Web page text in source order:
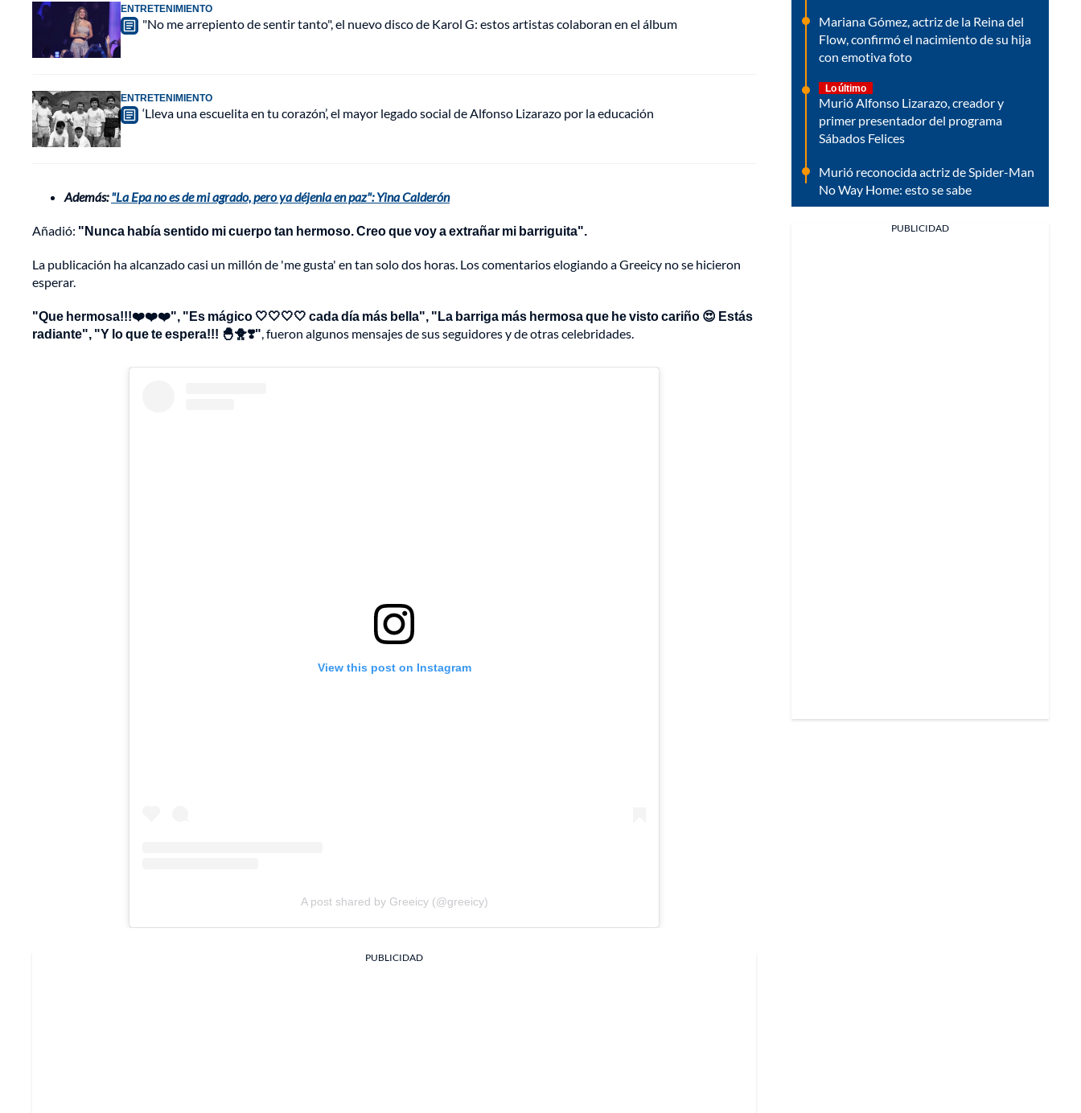
ENTRETENIMIENTO
"No me arrepiento de sentir tanto", el nuevo disco de Karol G: estos artistas colaboran en el álbum
ENTRETENIMIENTO
‘Lleva una escuelita en tu corazón’, el mayor legado social de Alfonso Lizarazo por la educación
Además:"La Epa no es de mi agrado, pero ya déjenla en paz": Yina Calderón
Añadió: "Nunca había sentido mi cuerpo tan hermoso. Creo que voy a extrañar mi barriguita".
La publicación ha alcanzado casi un millón de 'me gusta' en tan solo dos horas. Los comentarios elogiando a Greeicy no se hicieron
esperar.
"Que hermosa!!!❤️❤️❤️", "Es mágico 🤍🤍🤍🤍 cada día más bella", "La barriga más hermosa que he visto cariño 😍 Estás
radiante", "Y lo que te espera!!! 🐣🐥❣️", fueron algunos mensajes de sus seguidores y de otras celebridades.
View this post on Instagram
A post shared by Greeicy (@greeicy)
PUBLICIDAD
Mariana Gómez, actriz de la Reina del
Flow, confirmó el nacimiento de su hija
con emotiva foto
Lo último
Murió Alfonso Lizarazo, creador y
primer presentador del programa
Sábados Felices
Murió reconocida actriz de Spider-Man
No Way Home: esto se sabe
PUBLICIDAD